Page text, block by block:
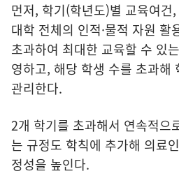
먼저, 학기(학년도)별 교육여건
대학 전체의 인적·물적 자원 활
초과하여 최대한 교육할 수 있
영하고, 해당 학생 수를 초과해
관리한다.
2개 학기를 초과해서 연속적으
는 규정도 학칙에 추가해 의료
정성을 높인다.